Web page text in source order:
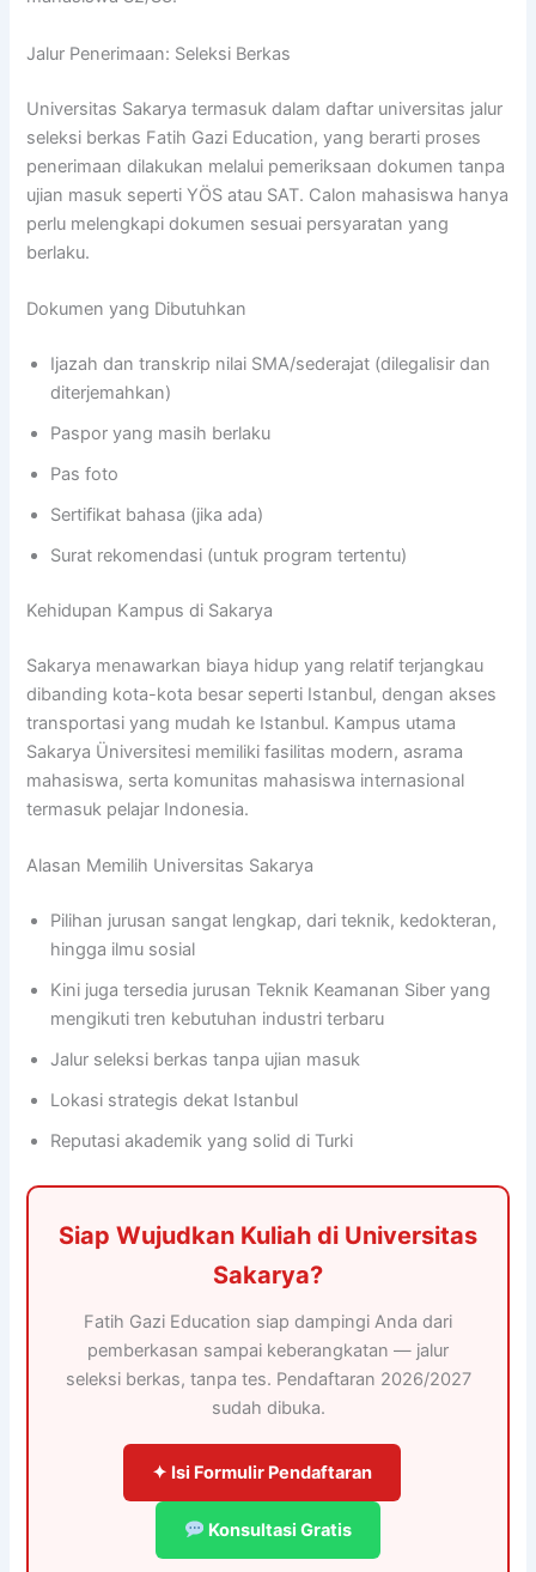
Jalur Penerimaan: Seleksi Berkas
Universitas Sakarya termasuk dalam daftar universitas jalur
seleksi berkas Fatih Gazi Education, yang berarti proses
penerimaan dilakukan melalui pemeriksaan dokumen tanpa
ujian masuk seperti YÖS atau SAT. Calon mahasiswa hanya
perlu melengkapi dokumen sesuai persyaratan yang
berlaku.
Dokumen yang Dibutuhkan
Ijazah dan transkrip nilai SMA/sederajat (dilegalisir dan
diterjemahkan)
Paspor yang masih berlaku
Pas foto
Sertifikat bahasa (jika ada)
Surat rekomendasi (untuk program tertentu)
Kehidupan Kampus di Sakarya
Sakarya menawarkan biaya hidup yang relatif terjangkau
dibanding kota-kota besar seperti Istanbul, dengan akses
transportasi yang mudah ke Istanbul. Kampus utama
Sakarya Üniversitesi memiliki fasilitas modern, asrama
mahasiswa, serta komunitas mahasiswa internasional
termasuk pelajar Indonesia.
Alasan Memilih Universitas Sakarya
Pilihan jurusan sangat lengkap, dari teknik, kedokteran,
hingga ilmu sosial
Kini juga tersedia jurusan Teknik Keamanan Siber yang
mengikuti tren kebutuhan industri terbaru
Jalur seleksi berkas tanpa ujian masuk
Lokasi strategis dekat Istanbul
Reputasi akademik yang solid di Turki
Siap Wujudkan Kuliah di Universitas
Sakarya?
Fatih Gazi Education siap dampingi Anda dari
pemberkasan sampai keberangkatan — jalur
seleksi berkas, tanpa tes. Pendaftaran 2026/2027
sudah dibuka.
✦ Isi Formulir Pendaftaran
Konsultasi Gratis